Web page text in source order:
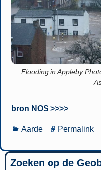
Flooding in Appleby
bron NOS >>>>
Aarde Permalink
Zoeken op de